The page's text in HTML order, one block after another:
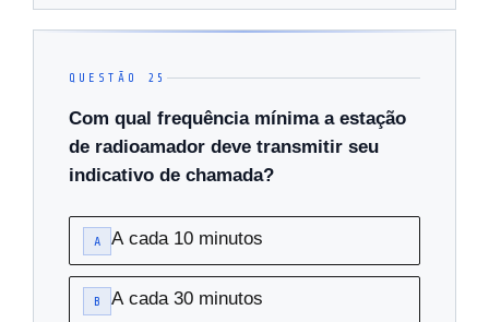
QUESTÃO 25
Com qual frequência mínima a estação
de radioamador deve transmitir seu
indicativo de chamada?
A A cada 10 minutos
B A cada 30 minutos